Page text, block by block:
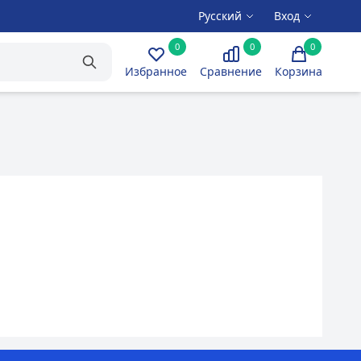
Русский Вход
0
Избранное
0
Сравнение
0
Корзина